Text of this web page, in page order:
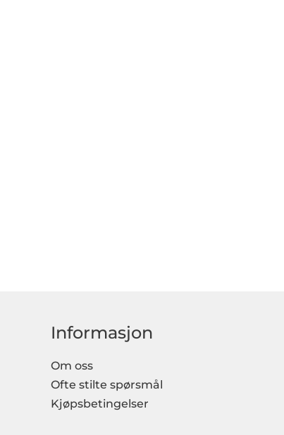
Informasjon
Om oss
Ofte stilte spørsmål
Kjøpsbetingelser